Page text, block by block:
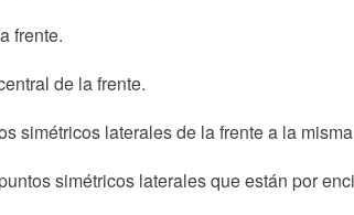
frente.
de la frente.
simétricos laterales de la frente a la
simétricos laterales que están por